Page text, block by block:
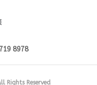
8978
Rights Reserved